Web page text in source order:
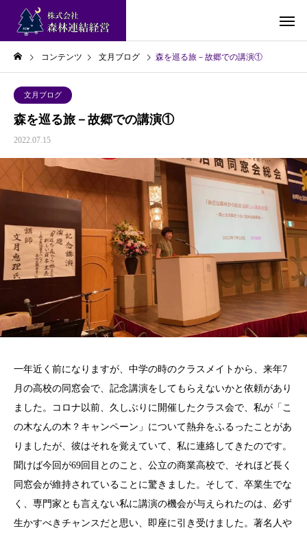
コンテンツ 文月ブログ 森を巡る旅－故郷での講演①
文月ブログ
森を巡る旅－故郷での講演①
2022.07.15
一年近く前になりますが、中学の時のクラスメイトから、来年7
月の高校の同窓会で、記念講演をしてもらえないかと依頼があり
ました。コロナ以前、久しぶりに開催したクラス会で、私が「こ
の木なんの木？キャンペーン」について熱弁をふるったことがあ
りましたが、彼はそれを覚えていて、私に連絡してきたのです。
聞けば今回が69回目とのこと、公立の商業高校で、それほど長く
同窓会が維持されていることに驚きました。そして、卒業生でな
く、専門家とも言えない私に講演の機会が与えられたのは、必ず
生かすべきチャンスだと思い、即座に引き受けました。著名人や